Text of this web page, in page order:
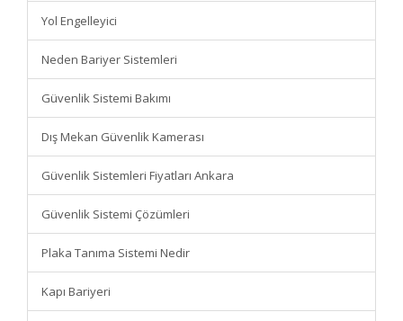
Yol Engelleyici
Neden Bariyer Sistemleri
Güvenlik Sistemi Bakımı
Dış Mekan Güvenlik Kamerası
Güvenlik Sistemleri Fiyatları Ankara
Güvenlik Sistemi Çözümleri
Plaka Tanıma Sistemi Nedir
Kapı Bariyeri